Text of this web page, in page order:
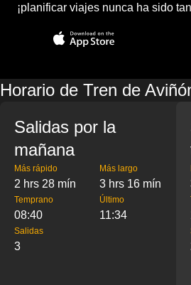
¡planificar viajes nunca ha sido
Horario de Tren de
Salidas por la
mañana
Más rápido
2 hrs 28 mín
Más largo
3 hrs 16 mín
Temprano
08:40
Último
11:34
Salidas
3